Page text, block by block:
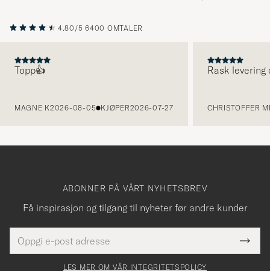
4.80/5 6400 OMTALER
Topp👍
MAGNE K2026-08-05 KJØPER2026-07-27
Rask
CHRISTOFFER
ABONNER PÅ VÅRT NYHETSBREV
Få inspirasjon og tilgang til nyheter før andre kunder
postadresse
felt
Tack
för
LES MER OM VÅR INTEGRITETSPOLICY